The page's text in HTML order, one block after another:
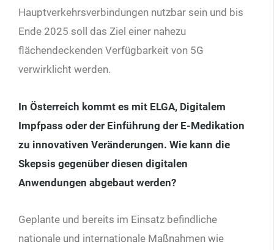
Hauptverkehrsverbindungen nutzbar sein und bis
Ende 2025 soll das Ziel einer nahezu
flächendeckenden Verfügbarkeit von 5G
verwirklicht werden.
In Österreich kommt es mit ELGA, Digitalem
Impfpass oder der Einführung der E-Medikation
zu innovativen Veränderungen. Wie kann die
Skepsis gegenüber diesen digitalen
Anwendungen abgebaut werden?
Geplante und bereits im Einsatz befindliche
nationale und internationale Maßnahmen wie